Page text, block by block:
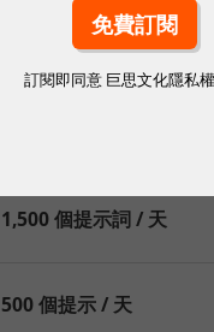
Google AI Ultra 版
1,500 個提示詞 / 天
500 個提示 / 天
訂閱即同意 巨思文化隱私